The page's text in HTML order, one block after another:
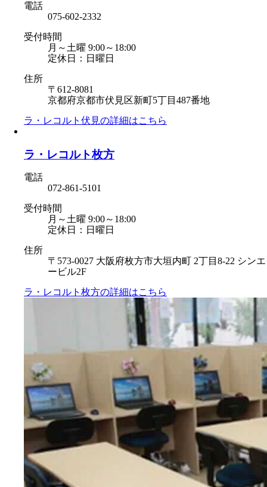
電話
075-602-2332
受付時間
月～土曜 9:00～18:00
定休日：日曜日
住所
〒612-8081
京都府京都市伏見区新町5丁目487番地
ラ・レコルト伏見の詳細はこちら
ラ・レコルト枚方
電話
072-861-5101
受付時間
月～土曜 9:00～18:00
定休日：日曜日
住所
〒573-0027 大阪府枚方市大垣内町 2丁目8-22 シンエ
ービル2F
ラ・レコルト枚方の詳細はこちら